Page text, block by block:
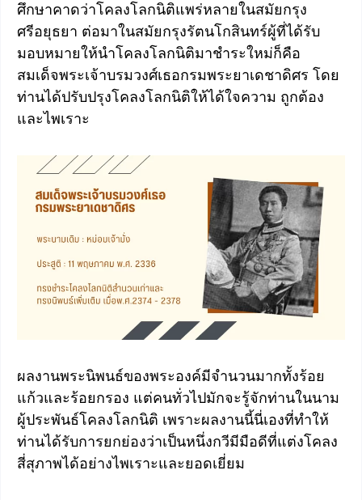
ศึกษาคาดว่าโคลงโลกนิติแพร่หลายในสมัยกรุง
ศรีอยุธยา ต่อมาในสมัยกรุงรัตนโกสินทร์ผู้ที่ได้รับ
มอบหมายให้นำโคลงโลกนิติมาชำระใหม่ก็คือ
สมเด็จพระเจ้าบรมวงศ์เธอกรมพระยาเดชาดิศร โดย
ท่านได้ปรับปรุงโคลงโลกนิติให้ได้ใจความ ถูกต้อง
และไพเราะ
ผลงานพระนิพนธ์ของพระองค์มีจำนวนมากทั้งร้อย
แก้วและร้อยกรอง แต่คนทั่วไปมักจะรู้จักท่านในนาม
ผู้ประพันธ์โคลงโลกนิติ เพราะผลงานนี้นี่เองที่ทำให้
ท่านได้รับการยกย่องว่าเป็นหนึ่งกวีมีมือดีที่แต่งโคลง
สี่สุภาพได้อย่างไพเราะและยอดเยี่ยม